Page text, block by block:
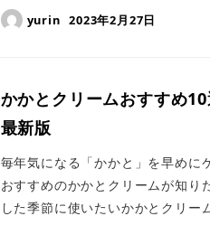
yurin 2023年2月27日
かかとクリームおすすめ
最新版
毎年気になる「かかと」を早めに
おすすめのかかとクリームが知り
した季節に使いたいかかとクリ